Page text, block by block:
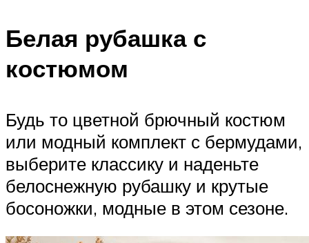
Белая рубашка с
костюмом
Будь то цветной брючный костюм
или модный комплект с бермудами,
выберите классику и наденьте
белоснежную рубашку и крутые
босоножки, модные в этом сезоне.